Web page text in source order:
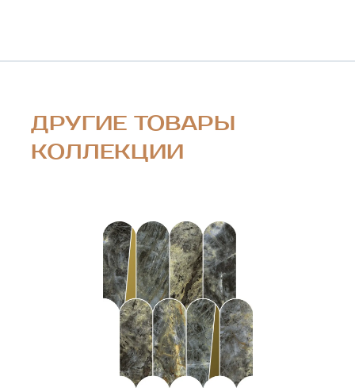
ДРУГИЕ ТОВАРЫ
КОЛЛЕКЦИИ